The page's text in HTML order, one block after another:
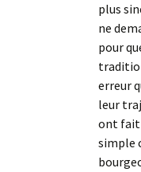
plus
ne
pour
erreur
leur
ont fait
simple